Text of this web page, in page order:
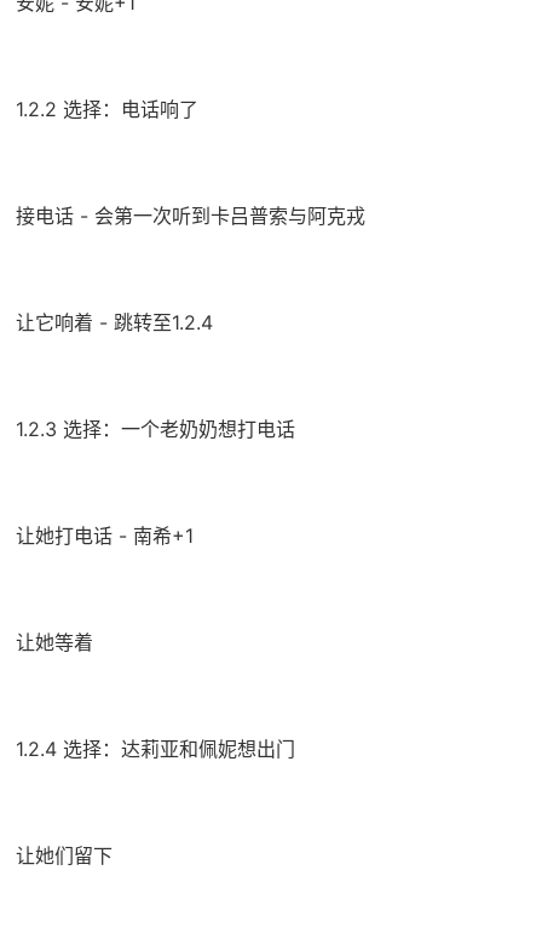
1.2.2 选择：电话响了
接电话 - 会第一次听到卡吕普索与阿克戎
让它响着 - 跳转至1.2.4
1.2.3 选择：一个老奶奶想打电话
让她打电话 - 南希+1
让她等着
1.2.4 选择：达莉亚和佩妮想出门
让她们留下